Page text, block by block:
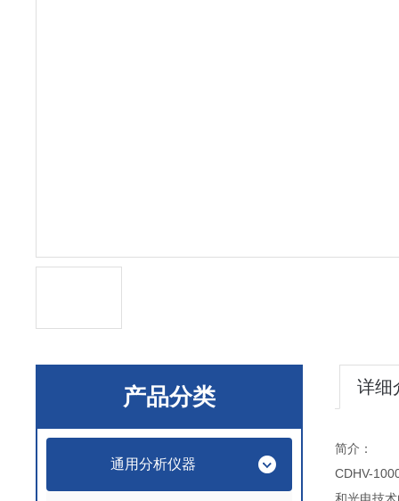
产品分类
通用分析仪器
详细
简介：
CDHV-